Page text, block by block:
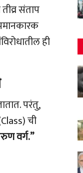
संताप
ही
परंतु,
ची
वर्ग.”